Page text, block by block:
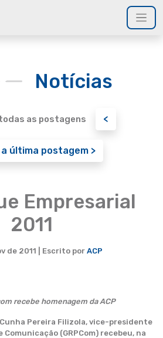
Notícias
as postagens <
última postagem >
Empresarial
2011
de 2011 | Escrito por ACP
recebe homenagem da ACP
Pereira Filizola, vice-presidente
Comunicação (GRPCom) recebeu, na